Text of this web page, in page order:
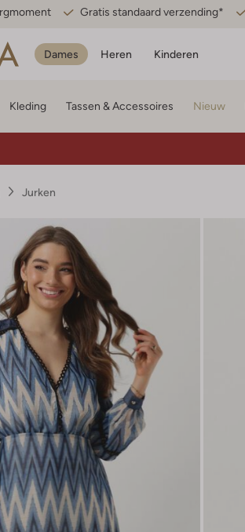
Gratis standaard verzending*
Dames Heren Kinderen
Kleding Tassen & Accessoires Nieuw
Jurken